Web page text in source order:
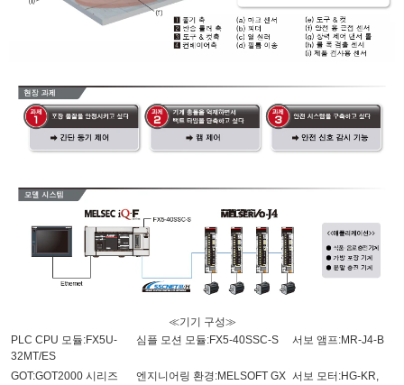
≪기기 구성≫
PLC CPU 모듈:FX5U-
32MT/ES
심플 모션 모듈:FX5-40SSC-S 서보 앰프:MR-J4-B
GOT:GOT2000 시리즈
엔지니어링 환경:MELSOFT GX 서보 모터:HG-KR,